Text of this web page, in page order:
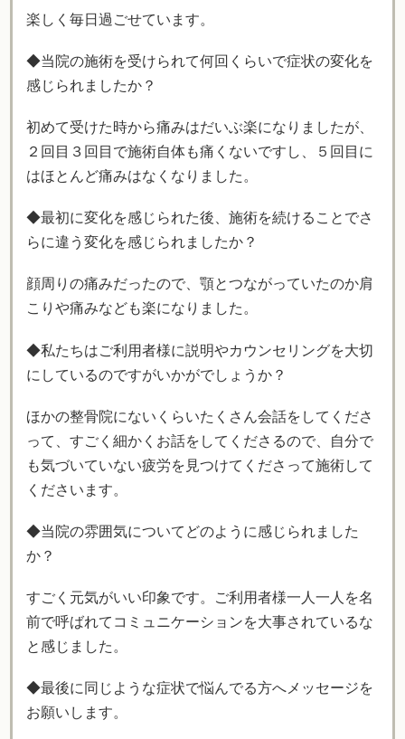
楽しく毎日過ごせています。
◆当院の施術を受けられて何回くらいで症状の変化を
感じられましたか？
初めて受けた時から痛みはだいぶ楽になりましたが、
２回目３回目で施術自体も痛くないですし、５回目に
はほとんど痛みはなくなりました。
◆最初に変化を感じられた後、施術を続けることでさ
らに違う変化を感じられましたか？
顔周りの痛みだったので、顎とつながっていたのか肩
こりや痛みなども楽になりました。
◆私たちはご利用者様に説明やカウンセリングを大切
にしているのですがいかがでしょうか？
ほかの整骨院にないくらいたくさん会話をしてくださ
って、すごく細かくお話をしてくださるので、自分で
も気づいていない疲労を見つけてくださって施術して
くださいます。
◆当院の雰囲気についてどのように感じられました
か？
すごく元気がいい印象です。ご利用者様一人一人を名
前で呼ばれてコミュニケーションを大事されているな
と感じました。
◆最後に同じような症状で悩んでる方へメッセージを
お願いします。